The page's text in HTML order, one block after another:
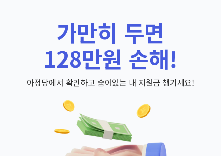
가만히 두면
128만원 손해!
아정당에서 확인하고 숨어있는 내 지원금 챙기세요!